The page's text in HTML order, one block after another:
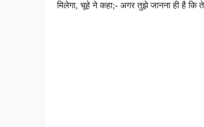
मिलेगा, चूहे ने कहा;- अगर तुझे जानना ही है कि